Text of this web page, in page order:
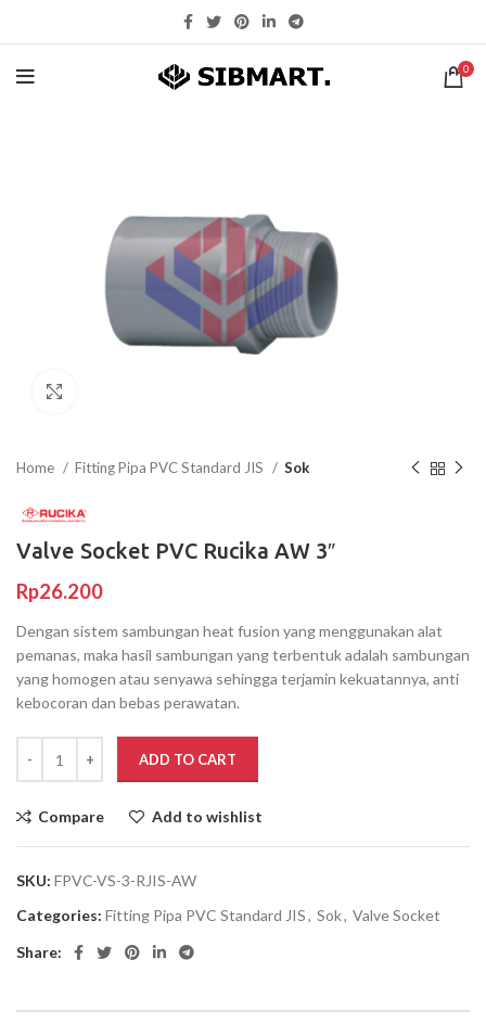
0
Home Fitting Pipa PVC Standard JIS Sok
Valve Socket PVC Rucika AW 3″
Rp26.200
Dengan sistem sambungan heat fusion yang menggunakan alat
pemanas, maka hasil sambungan yang terbentuk adalah sambungan
yang homogen atau senyawa sehingga terjamin kekuatannya, anti
kebocoran dan bebas perawatan.
ADD TO CART
Compare Add to wishlist
SKU: FPVC-VS-3-RJIS-AW
Categories: Fitting Pipa PVC Standard JIS, Sok, Valve Socket
Share: